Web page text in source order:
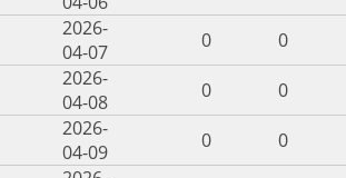
2026-
04-07
0 0
2026-
04-08
0 0
2026-
04-09
0 0